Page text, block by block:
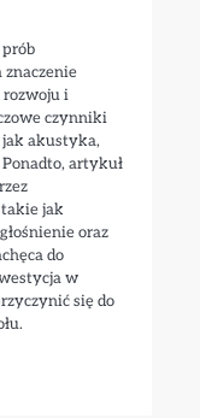
znaczenie
rozwoju i
czynniki
jak akustyka,
artykuł
jak
oraz
do
w
się do